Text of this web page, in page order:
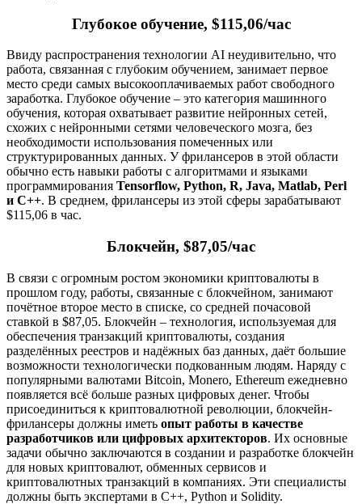
Глубокое обучение, $115,06/час
Ввиду распространения технологии AI неудивительно, что
работа, связанная с глубоким обучением, занимает первое
место среди самых высокооплачиваемых работ свободного
заработка. Глубокое обучение – это категория машинного
обучения, которая охватывает развитие нейронных сетей,
схожих с нейронными сетями человеческого мозга, без
необходимости использования помеченных или
структурированных данных. У фрилансеров в этой области
обычно есть навыки работы с алгоритмами и языками
программирования Tensorflow, Python, R, Java, Matlab, Perl
и C++. В среднем, фрилансеры из этой сферы зарабатывают
$115,06 в час.
Блокчейн, $87,05/час
В связи с огромным ростом экономики криптовалюты в
прошлом году, работы, связанные с блокчейном, занимают
почётное второе место в списке, со средней почасовой
ставкой в $87,05. Блокчейн – технология, используемая для
обеспечения транзакций криптовалюты, создания
разделённых реестров и надёжных баз данных, даёт большие
возможности технологически подкованным людям. Наряду с
популярными валютами Bitcoin, Monero, Ethereum ежедневно
появляется всё больше разных цифровых денег. Чтобы
присоединиться к криптовалютной революции, блокчейн-
фрилансеры должны иметь опыт работы в качестве
разработчиков или цифровых архитекторов. Их основные
задачи обычно заключаются в создании и разработке блокчейн
для новых криптовалют, обменных сервисов и
криптовалютных транзакций в компаниях. Эти специалисты
должны быть экспертами в C++, Python и Solidity.